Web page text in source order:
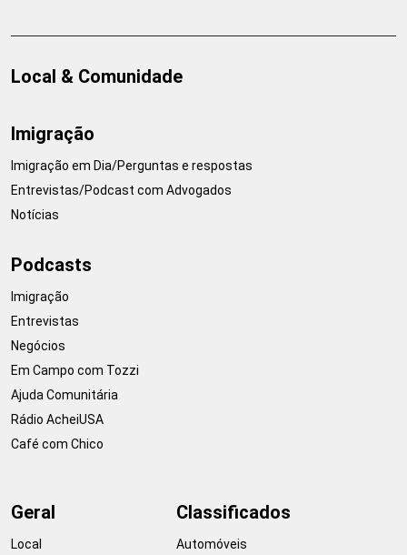
Local & Comunidade
Imigração
Imigração em Dia/Perguntas e respostas
Entrevistas/Podcast com Advogados
Notícias
Podcasts
Imigração
Entrevistas
Negócios
Em Campo com Tozzi
Ajuda Comunitária
Rádio AcheiUSA
Café com Chico
Geral
Local
Classificados
Automóveis